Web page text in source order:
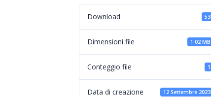
Download 53
Dimensioni file 1.02 MB
Conteggio file 1
Data di creazione 12 Settembre 2023